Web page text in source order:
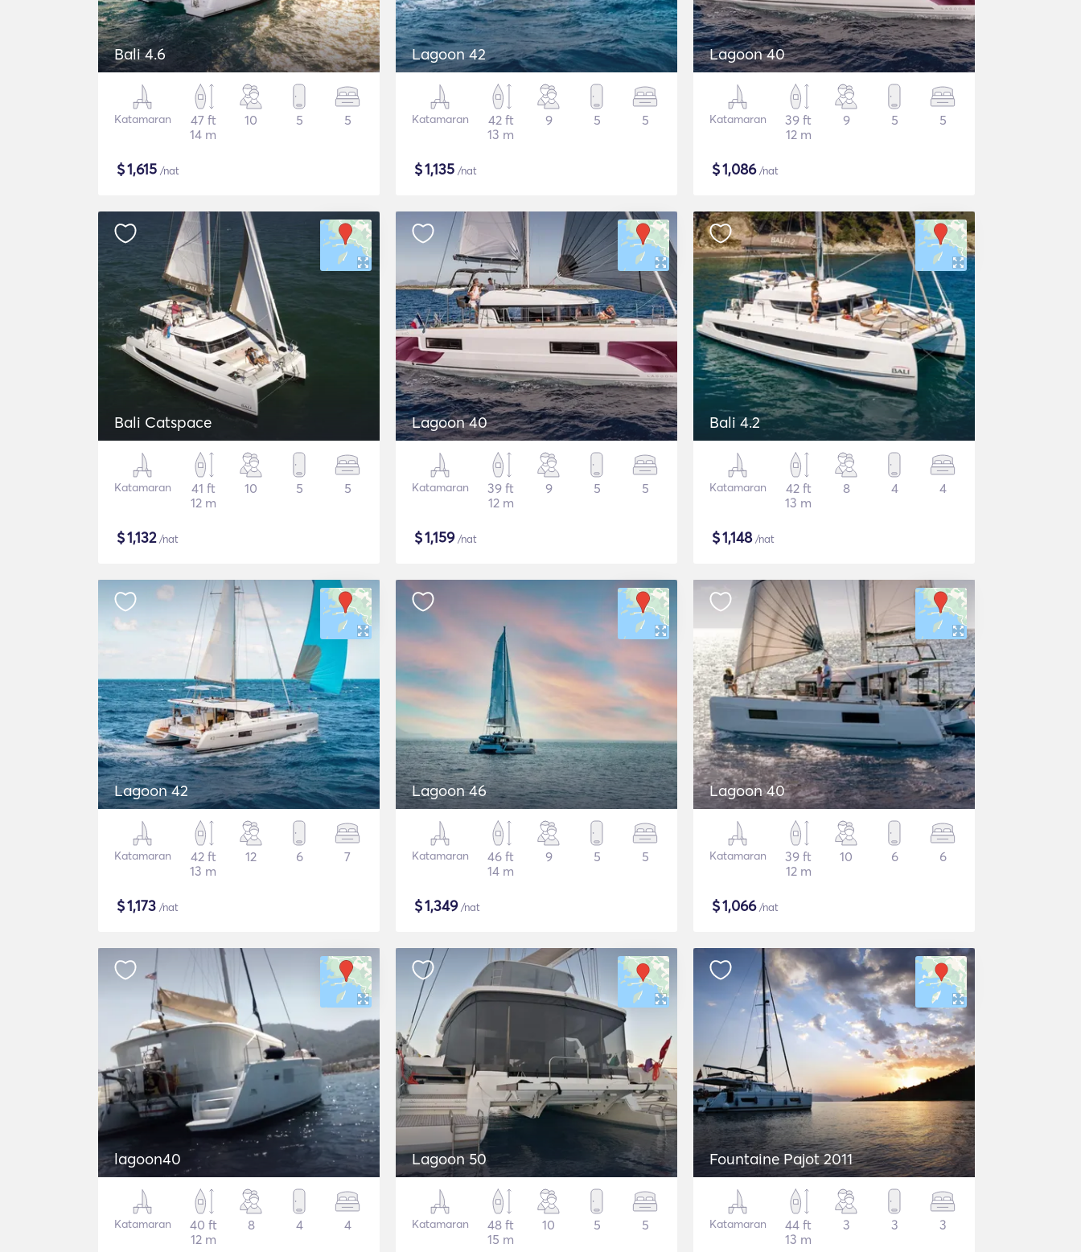
Bali 4.6
Katamaran
47 ft
14 m
10 5 5
$1,615 /nat
Lagoon 42
Katamaran
42 ft
13 m
9 5 5
$1,135 /nat
Lagoon 40
Katamaran
39 ft
12 m
9 5 5
$1,086/nat
Bali Catspace
Katamaran
41 ft
12 m
10 5 5
$1,132/nat
Lagoon 40
Katamaran
39 ft
12 m
9 5 5
$1,159/nat
Bali 4.2
Katamaran
42 ft
13 m
8 4 4
$1,148/nat
Lagoon 42
Katamaran
42 ft
13 m
12 6 7
$1,173 /nat
Lagoon 46
Katamaran
46 ft
14 m
9 5 5
$1,349/nat
Lagoon 40
Katamaran
39 ft
12 m
10 6 6
$1,066/nat
lagoon40
Katamaran
40 ft
12 m
8 4 4
Lagoon 50
Katamaran
48 ft
15 m
10 5 5
Fountaine Pajot 2011
Katamaran
44 ft
13 m
3 3 3